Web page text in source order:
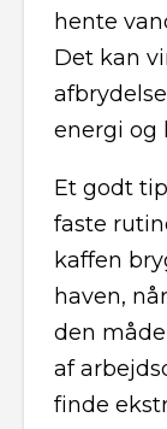
hente
Det kan
energi og
Et godt
faste
kaffen
haven,
den
af
finde